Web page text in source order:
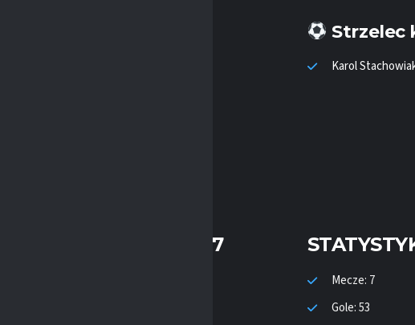
Strzelec
Karol
STATYSTYKI KOLEJKI 17
Mecze: 7
Gole: 53